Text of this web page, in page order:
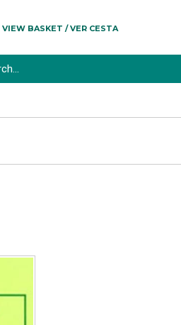
VIEW BASKET / VER CESTA